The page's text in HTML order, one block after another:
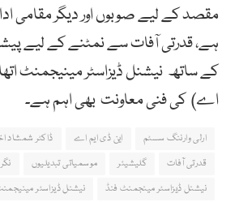
مقصد کے لیے صوبوں اور دیگر مقامی
ہے، قدرتی آفات سے نمٹنے کے لیے
کے ساتھ نیشنل ڈیزاسٹر مینیجمنٹ
اے) کی فنی معاونت بھی اہم ہے۔
ارلی وارننگ سسٹم این ڈی ایم اے ڈاکٹر شمشاد
قدرتی آفات
گلیشیئر موسمیاتی تبدیلیوں
نیشنل ڈیزاسٹر مینجمنٹ فنڈ
نیشنل ڈیزاسٹر